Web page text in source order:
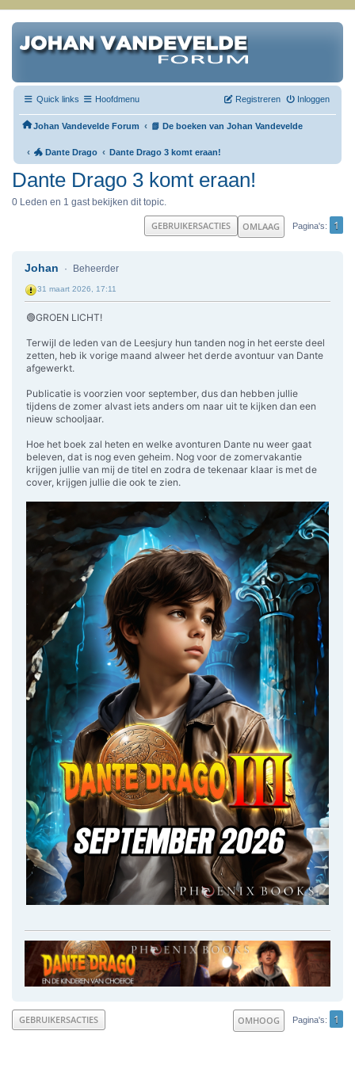
Quick links Hoofdmenu Inloggen
Registreren
Johan Vandevelde Forum ‹ 📗 De boeken van Johan Vandevelde
‹ 🐲 Dante Drago ‹ Dante Drago 3 komt eraan!
Dante Drago 3 komt eraan!
0 Leden en 1 gast bekijken dit topic.
OMLAAG Pagina's 1
GEBRUIKERSACTIES
Johan Beheerder
31 maart 2026, 17:11
🟢GROEN LICHT!
Terwijl de leden van de Leesjury hun tanden nog in het eerste deel
zetten, heb ik vorige maand alweer het derde avontuur van Dante
afgewerkt.
Publicatie is voorzien voor september, dus dan hebben jullie
tijdens de zomer alvast iets anders om naar uit te kijken dan een
nieuw schooljaar.
Hoe het boek zal heten en welke avonturen Dante nu weer gaat
beleven, dat is nog even geheim. Nog voor de zomervakantie
krijgen jullie van mij de titel en zodra de tekenaar klaar is met de
cover, krijgen jullie die ook te zien.
OMHOOG Pagina's 1
GEBRUIKERSACTIES